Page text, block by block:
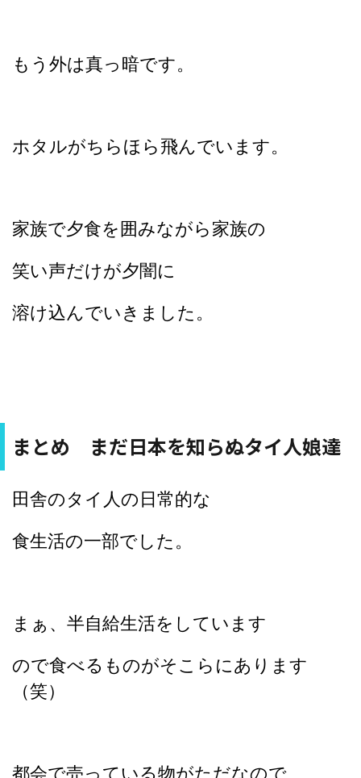
もう外は真っ暗です。
ホタルがちらほら飛んでいます。
家族で夕食を囲みながら家族の
笑い声だけが夕闇に
溶け込んでいきました。
まとめ まだ日本を知らぬタイ人娘達
田舎のタイ人の日常的な
食生活の一部でした。
まぁ、半自給生活をしています
ので食べるものがそこらにあります
（笑）
都会で売っている物がただなので